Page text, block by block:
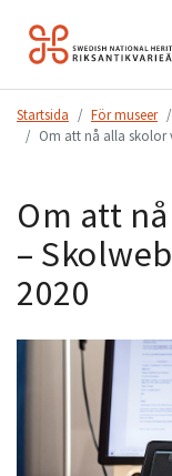
Hoppa
till
Startsida För museer
Om att nå alla skolor
Om att
–
2020